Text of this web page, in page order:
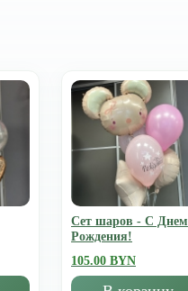
Сет шаров - С Днем
Рождения!
105.00 BYN